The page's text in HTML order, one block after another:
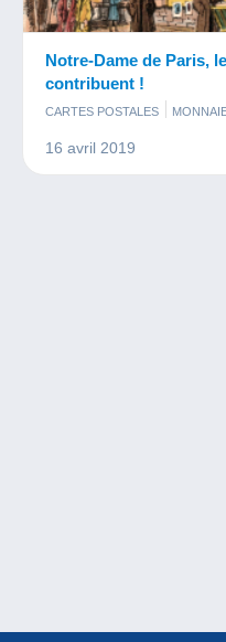
Notre-Dame de Paris,
contribuent !
CARTES POSTALES
16 avril 2019